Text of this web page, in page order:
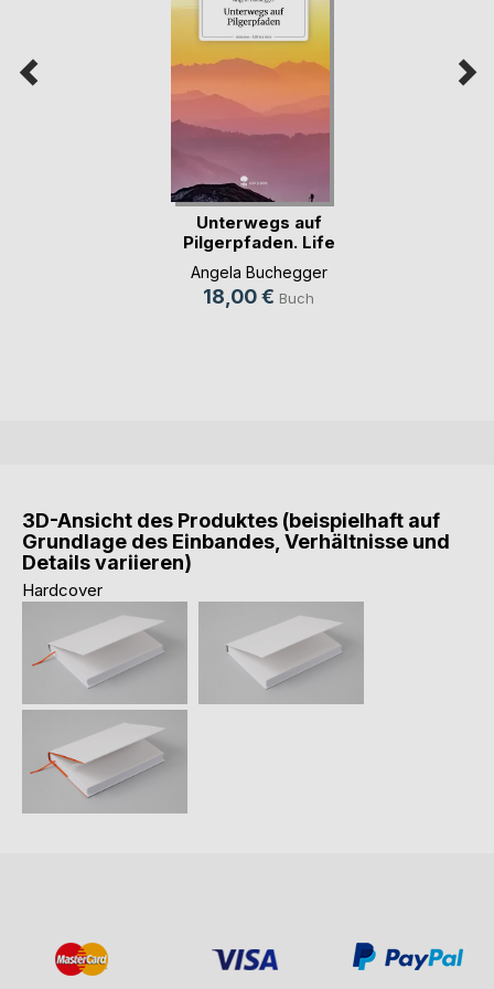
Unterwegs auf
Pilgerpfaden. Life
i(...)
Angela Buchegger
18,00 € Buch
3D-Ansicht des Produktes (beispielhaft auf
Grundlage des Einbandes, Verhältnisse und
Details variieren)
Hardcover